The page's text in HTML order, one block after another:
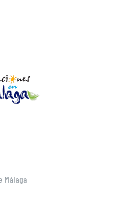
Málaga